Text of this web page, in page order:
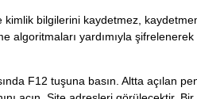
bilgilerini kaydetmez,
yardımıyla
F12 tuşuna basın. Altta açılan